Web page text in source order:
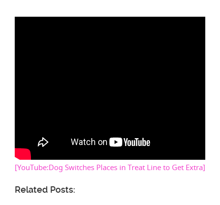
[YouTube:Dog Switches Places in Treat Line to Get Extra]
Related Posts: